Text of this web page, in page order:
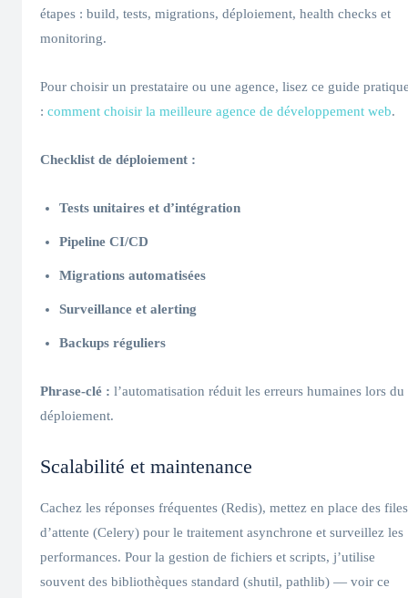
étapes : build, tests, migrations, déploiement, health checks et
monitoring.
Pour choisir un prestataire ou une agence, lisez ce guide
: comment choisir la meilleure agence de développement web.
Checklist de déploiement :
Tests unitaires et d’intégration
Pipeline CI/CD
Migrations automatisées
Surveillance et alerting
Backups réguliers
Phrase-clé : l’automatisation réduit les erreurs humaines lors du
déploiement.
Scalabilité et maintenance
Cachez les réponses fréquentes (Redis), mettez en place des files
d’attente (Celery) pour le traitement asynchrone et surveillez les
performances. Pour la gestion de fichiers et scripts, j’utilise
souvent des bibliothèques standard (shutil, pathlib) — voir ce